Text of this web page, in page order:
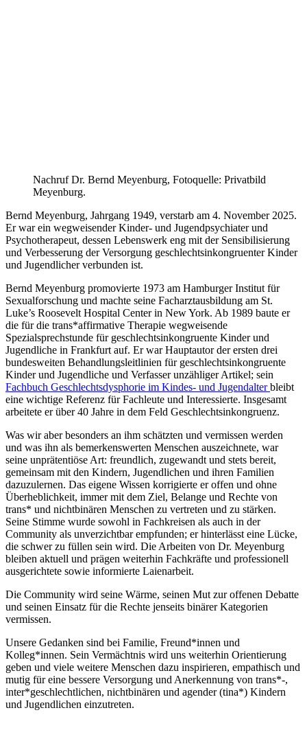
Nachruf Dr. Bernd Meyenburg, Fotoquelle: Privatbild
Meyenburg.
Bernd Meyenburg, Jahrgang 1949, verstarb am 4. November 2025.
Er war ein wegweisender Kinder- und Jugendpsychiater und
Psychotherapeut, dessen Lebenswerk eng mit der Sensibilisierung
und Verbesserung der Versorgung geschlechtsinkongruenter Kinder
und Jugendlicher verbunden ist.
Bernd Meyenburg promovierte 1973 am Hamburger Institut für
Sexualforschung und machte seine Facharztausbildung am St.
Luke’s Roosevelt Hospital Center in New York. Ab 1989 baute er
die für die trans*affirmative Therapie wegweisende
Spezialsprechstunde für geschlechtsinkongruente Kinder und
Jugendliche in Frankfurt auf. Er war Hauptautor der ersten drei
bundesweiten Behandlungsleitlinien für geschlechtsinkongruente
Kinder und Jugendliche und Verfasser unzähliger Artikel; sein
Fachbuch Geschlechtsdysphorie im Kindes- und Jugendalterbleibt
eine wichtige Referenz für Fachleute und Interessierte. Insgesamt
arbeitete er über 40 Jahre in dem Feld Geschlechtsinkongruenz.
Was wir aber besonders an ihm schätzten und vermissen werden
und was ihn als bemerkenswerten Menschen auszeichnete, war
seine unprätentiöse Art: freundlich, zugewandt und stets bereit,
gemeinsam mit den Kindern, Jugendlichen und ihren Familien
dazuzulernen. Das eigene Wissen korrigierte er offen und ohne
Überheblichkeit, immer mit dem Ziel, Belange und Rechte von
trans* und nichtbinären Menschen zu vertreten und zu stärken.
Seine Stimme wurde sowohl in Fachkreisen als auch in der
Community als unverzichtbar empfunden; er hinterlässt eine Lücke,
die schwer zu füllen sein wird. Die Arbeiten von Dr. Meyenburg
bleiben aktuell und prägen weiterhin Fachkräfte und professionell
ausgerichtete sowie informierte Laienarbeit.
Die Community wird seine Wärme, seinen Mut zur offenen Debatte
und seinen Einsatz für die Rechte jenseits binärer Kategorien
vermissen.
Unsere Gedanken sind bei Familie, Freund*innen und
Kolleg*innen. Sein Vermächtnis wird uns weiterhin Orientierung
geben und viele weitere Menschen dazu inspirieren, empathisch und
mutig für eine bessere Versorgung und Anerkennung von trans*-,
inter*geschlechtlichen, nichtbinären und agender (tina*) Kindern
und Jugendlichen einzutreten.